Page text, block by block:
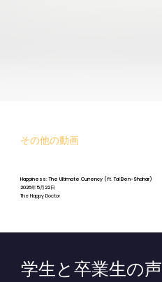
その他の動画
Happiness: The Ultimate Currency (ft. Tal Ben-Shahar)
2026年5月22日
The Happy Doctor
学生と卒業生の声